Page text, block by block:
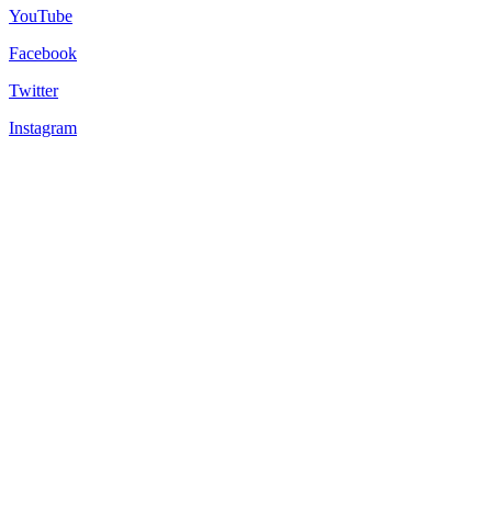
YouTube
Facebook
Twitter
Instagram